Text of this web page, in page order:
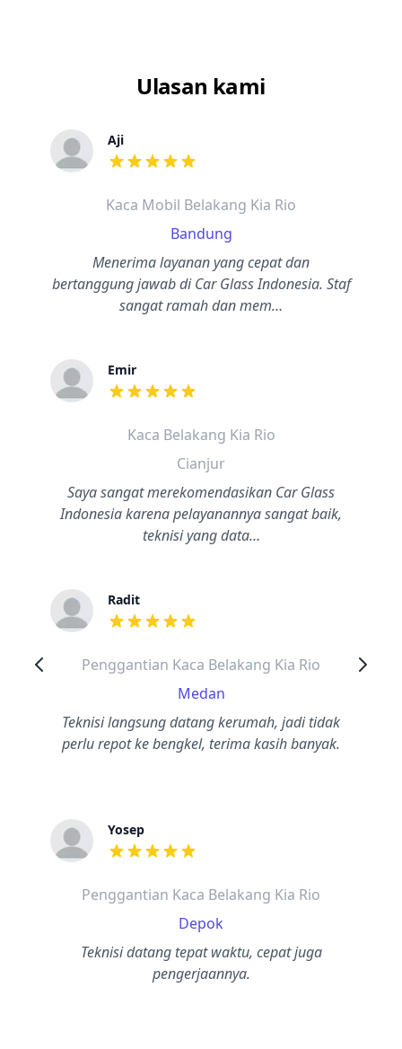
Ulasan kami
Aji
dari ulasan adalah bintang lima
Kaca Mobil Belakang Kia Rio
Bandung
Menerima layanan yang cepat dan
bertanggung jawab di Car Glass Indonesia. Staf
sangat ramah dan mem…
Emir
dari ulasan adalah bintang lima
Kaca Belakang Kia Rio
Cianjur
Saya sangat merekomendasikan Car Glass
Indonesia karena pelayanannya sangat baik,
teknisi yang data…
Radit
dari ulasan adalah bintang lima
Penggantian Kaca Belakang Kia Rio
Medan
Teknisi langsung datang kerumah, jadi tidak
perlu repot ke bengkel, terima kasih banyak.
Yosep
dari ulasan adalah bintang lima
Penggantian Kaca Belakang Kia Rio
Depok
Teknisi datang tepat waktu, cepat juga
pengerjaannya.